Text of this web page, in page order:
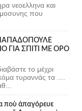
νεοελληνα και
που
ΠΑΠΑΔΟΠΟΥΛΕ
ΓΙΑ ΣΠΙΤΙ ΜΕ ΟΡΟ
το μέχρι
τυραννάς τα ....
ποὺ ἀπαγόρευε